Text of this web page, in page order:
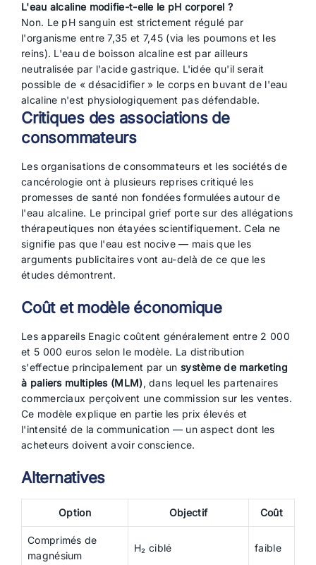
L'eau alcaline modifie-t-elle le pH corporel ?
Non. Le pH sanguin est strictement régulé par
l'organisme entre 7,35 et 7,45 (via les poumons et les
reins). L'eau de boisson alcaline est par ailleurs
neutralisée par l'acide gastrique. L'idée qu'il serait
possible de « désacidifier » le corps en buvant de l'eau
alcaline n'est physiologiquement pas défendable.
Critiques des associations de
consommateurs
Les organisations de consommateurs et les sociétés de
cancérologie ont à plusieurs reprises critiqué les
promesses de santé non fondées formulées autour de
l'eau alcaline. Le principal grief porte sur des allégations
thérapeutiques non étayées scientifiquement. Cela ne
signifie pas que l'eau est nocive — mais que les
arguments publicitaires vont au-delà de ce que les
études démontrent.
Coût et modèle économique
Les appareils Enagic coûtent généralement entre 2 000
et 5 000 euros selon le modèle. La distribution
s'effectue principalement par un système de marketing
à paliers multiples (MLM), dans lequel les partenaires
commerciaux perçoivent une commission sur les ventes.
Ce modèle explique en partie les prix élevés et
l'intensité de la communication — un aspect dont les
acheteurs doivent avoir conscience.
Alternatives
Option Objectif Coût
Comprimés de
magnésium
H₂ ciblé faible